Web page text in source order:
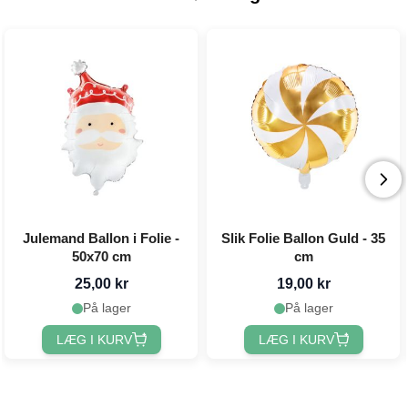
Julemand Ballon i Folie -
50x70 cm
25,00 kr
På lager
LÆG I KURV
Slik Folie Ballon Guld - 35
cm
19,00 kr
På lager
LÆG I KURV